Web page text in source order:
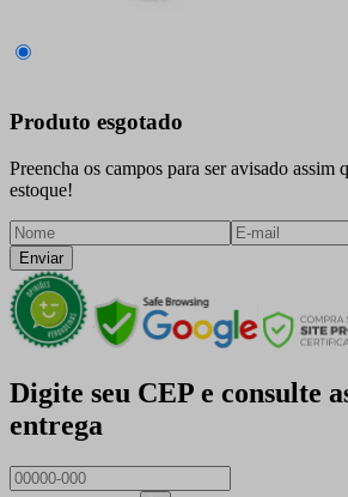
Produto esgotado
Preencha os campos para ser avisado assim
estoque!
Enviar
Digite seu CEP e consulte
entrega